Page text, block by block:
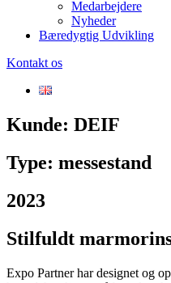
Medarbejdere
Nyheder
Bæredygtig Udvikling
Kontakt os
Kunde: DEIF
Type: messestand
2023
Stilfuldt
Expo Partner har designet og